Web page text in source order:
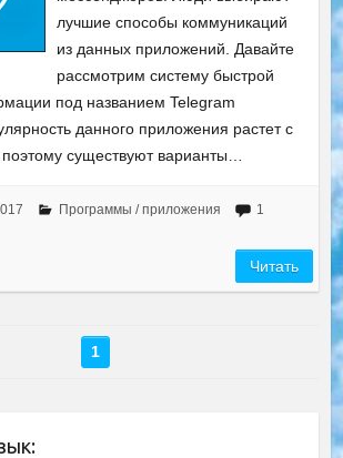
лучшие способы коммуникаций
из данных приложений. Давайте
рассмотрим систему быстрой
под названием Telegram
данного приложения растет с
существуют варианты…
Программы / приложения
1
Читать
1